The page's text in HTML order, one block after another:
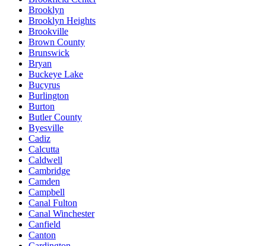
Brooklyn
Brooklyn Heights
Brookville
Brown County
Brunswick
Bryan
Buckeye Lake
Bucyrus
Burlington
Burton
Butler County
Byesville
Cadiz
Calcutta
Caldwell
Cambridge
Camden
Campbell
Canal Fulton
Canal Winchester
Canfield
Canton